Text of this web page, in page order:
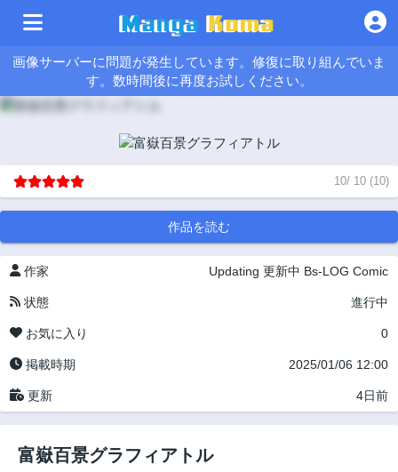
画像サーバーに問題が発生しています。修復に取り組んでいま
す。数時間後に再度お試しください。
10/ 10 (10)
作品を読む
作家 Updating 更新中 Bs-LOG Comic
状態 進行中
お気に入り 0
掲載時期 2025/01/06 12:00
更新 4日前
富嶽百景グラフィアトル